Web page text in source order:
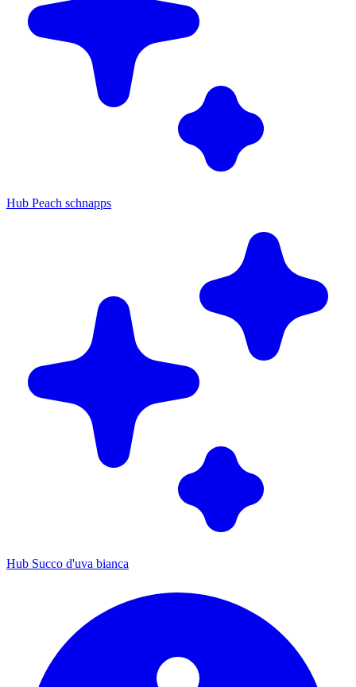
Hub Peach schnapps
Hub Succo d'uva bianca